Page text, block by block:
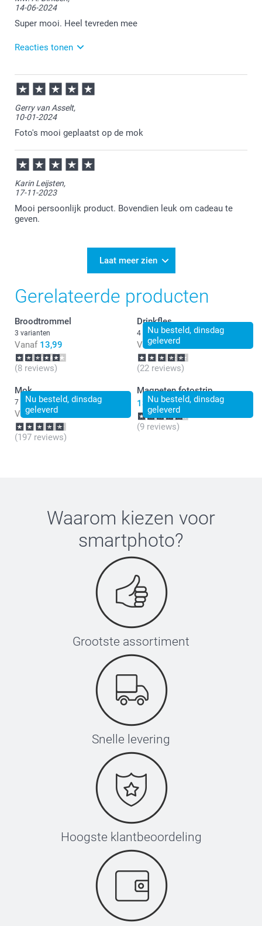
Graag tot ziens op onze website!
14-06-2024
Super mooi. Heel tevreden mee
Reacties tonen
14-06-2024
16:39
Wat leuk om te lezen dat je blij bent met je nieuwe
mok. Wij wensen je er veel plezier mee!
Gerry van Asselt,
10-01-2024
Foto's mooi geplaatst op de mok
Karin Leijsten,
17-11-2023
Mooi persoonlijk product. Bovendien leuk om cadeau te
geven.
Laat meer zien
Gerelateerde producten
Broodtrommel
3 varianten
Vanaf 13,99
(8 reviews)
Nu besteld, dinsdag
geleverd
Drinkfles
4 varianten
Vanaf 26,99
(22 reviews)
Nu besteld, dinsdag
geleverd
Mok
7 varianten
Vanaf 11,99
(197 reviews)
Nu besteld, dinsdag
geleverd
Magneten fotostrip
13,99
(9 reviews)
Waarom kiezen voor
smartphoto?
Grootste assortiment
Snelle levering
Hoogste klantbeoordeling